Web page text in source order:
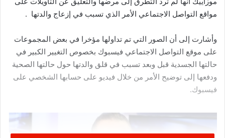
مواقع التواصل الاجتماعي الأمر الذي تسبب في إزعاج والدتها .
وأشارت إلى أن الصور التي تم تداولها مؤخرا في بعض المجموعات
على موقع التواصل الاجتماعي فيسبوك بخصوص التغيير الكبير في
حالتها الجسدية قبل وبعد تسبب في قلق والدتها حول حالتها الصحية
ودفعها إلى توضيح الأمر من خلال فيديو على حسابها الشخصي على
فيسبوك.